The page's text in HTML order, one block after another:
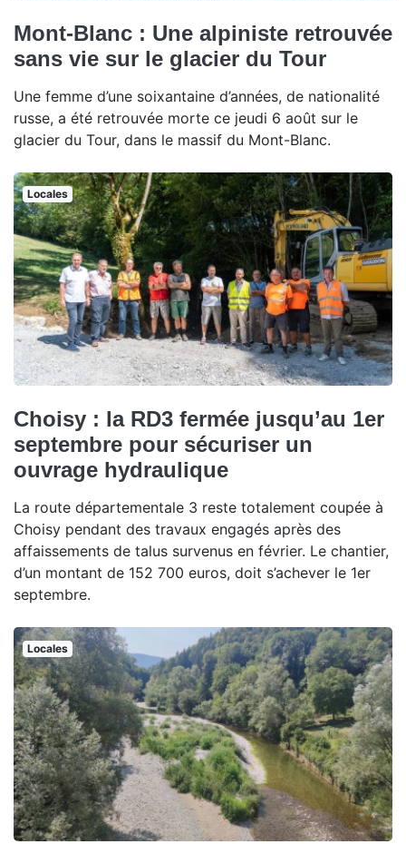
Mont-Blanc : Une alpiniste retrouvée
sans vie sur le glacier du Tour
Une femme d’une soixantaine d’années, de nationalité
russe, a été retrouvée morte ce jeudi 6 août sur le
glacier du Tour, dans le massif du Mont-Blanc.
Locales
Choisy : la RD3 fermée jusqu’au 1er
septembre pour sécuriser un
ouvrage hydraulique
La route départementale 3 reste totalement coupée à
Choisy pendant des travaux engagés après des
affaissements de talus survenus en février. Le chantier,
d’un montant de 152 700 euros, doit s’achever le 1er
septembre.
Locales